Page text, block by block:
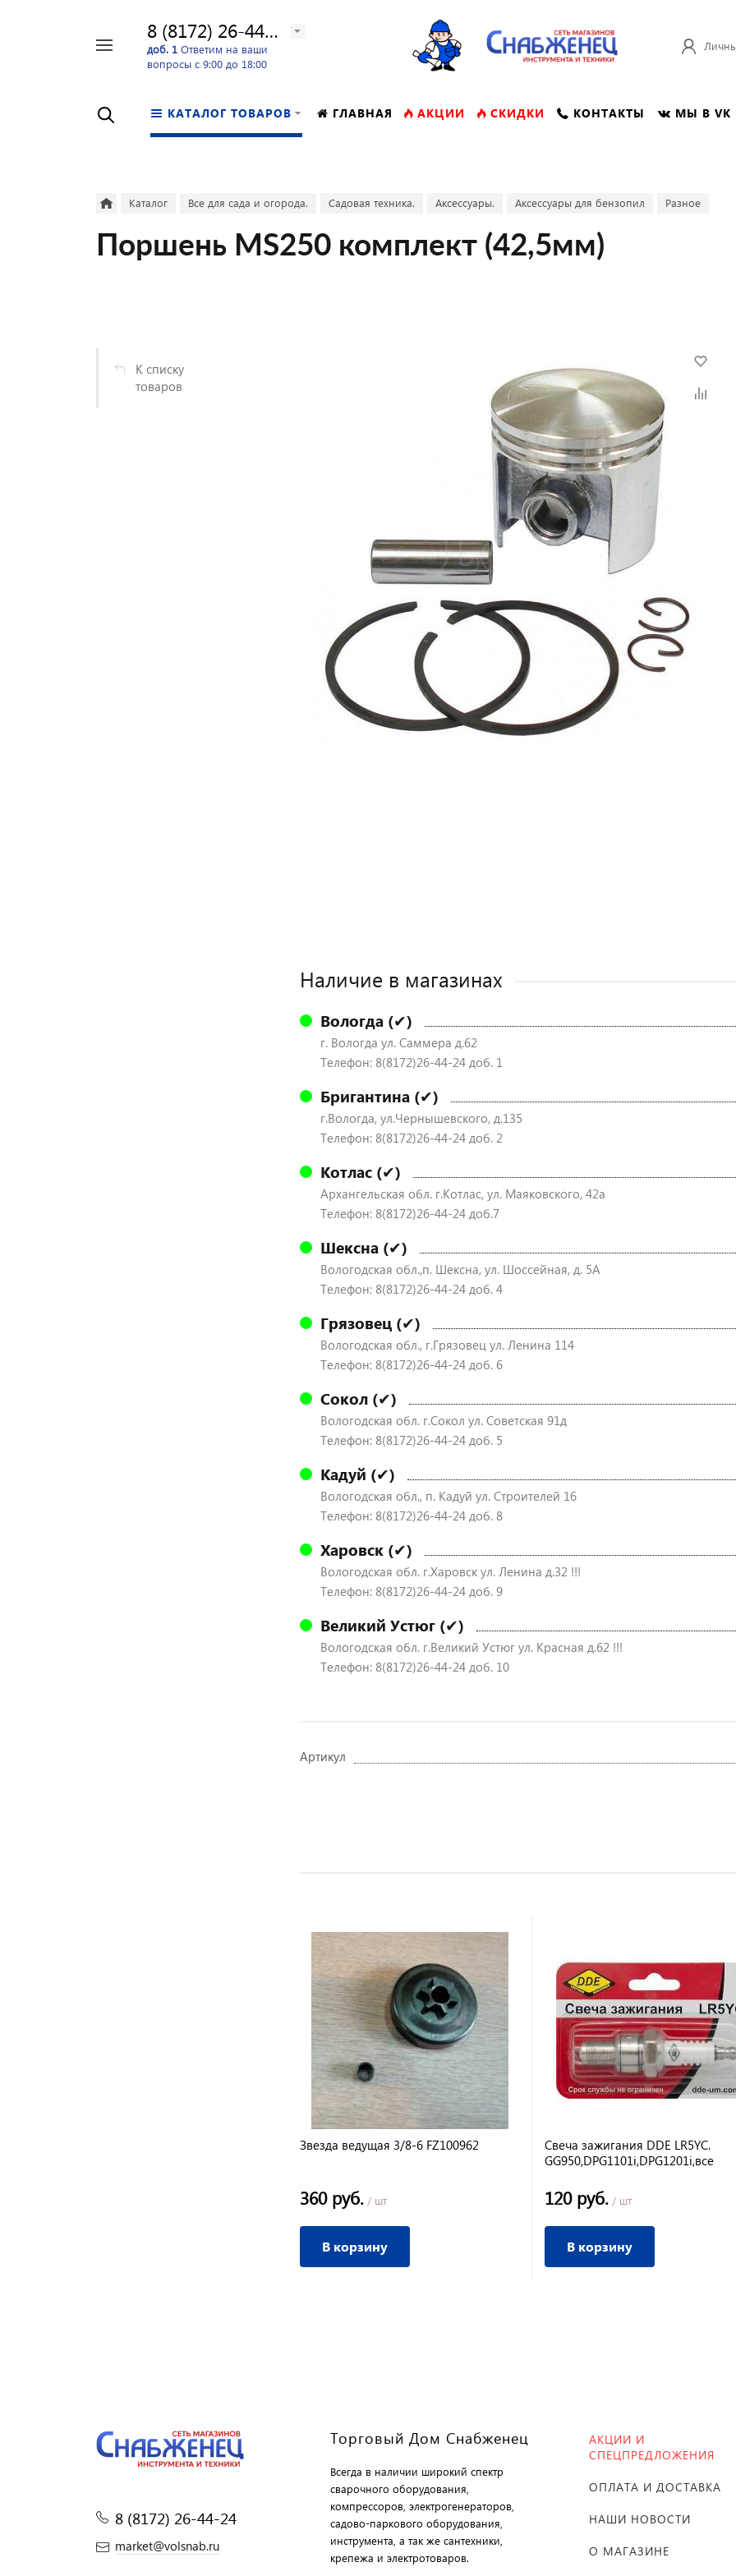
8 (8172) 26-44-24
доб. 1 Ответим на ваши
вопросы с 9:00 до 18:00
КАТАЛОГ ТОВАРОВ ГЛАВНАЯ АКЦИИ СКИДКИ КОНТАКТЫ МЫ В VK
Каталог Все для сада и огорода. Садовая техника. Аксессуары. Аксессуары для бензопил Разное
Поршень MS250 комплект (42,5мм)
К списку
товаров
Наличие в магазинах
Вологда (✔)
г. Вологда ул. Саммера д.62
Телефон: 8(8172)26-44-24 доб. 1
Бригантина (✔)
г.Вологда, ул.Чернышевского, д.135
Телефон: 8(8172)26-44-24 доб. 2
Котлас (✔)
Архангельская обл. г.Котлас, ул. Маяковского, 42а
Телефон: 8(8172)26-44-24 доб.7
Шексна (✔)
Вологодская обл.,п. Шексна, ул. Шоссейная, д. 5А
Телефон: 8(8172)26-44-24 доб. 4
Грязовец (✔)
Вологодская обл., г.Грязовец ул. Ленина 114
Телефон: 8(8172)26-44-24 доб. 6
Сокол (✔)
Вологодская обл. г.Сокол ул. Советская 91д
Телефон: 8(8172)26-44-24 доб. 5
Кадуй (✔)
Вологодская обл., п. Кадуй ул. Строителей 16
Телефон: 8(8172)26-44-24 доб. 8
Харовск (✔)
Вологодская обл. г.Харовск ул. Ленина д.32 !!!
Телефон: 8(8172)26-44-24 доб. 9
Великий Устюг (✔)
Вологодская обл. г.Великий Устюг ул. Красная д.62 !!!
Телефон: 8(8172)26-44-24 доб. 10
Артикул
Звезда ведущая 3/8-6 FZ100962
360 руб. / шт
В корзину
Свеча зажигания DDE LR5YC.
GG950,DPG1101i,DPG1201i,все
GP16
120 руб. / шт
В корзину
8 (8172) 26-44-24
market@volsnab.ru
Торговый Дом Снабженец
Всегда в наличии широкий спектр
сварочного оборудования,
компрессоров, электрогенераторов,
садово-паркового оборудования,
инструмента, а так же сантехники,
крепежа и электротоваров.
АКЦИИ И
СПЕЦПРЕДЛОЖЕНИЯ
ОПЛАТА И ДОСТАВКА
НАШИ НОВОСТИ
О МАГАЗИНЕ